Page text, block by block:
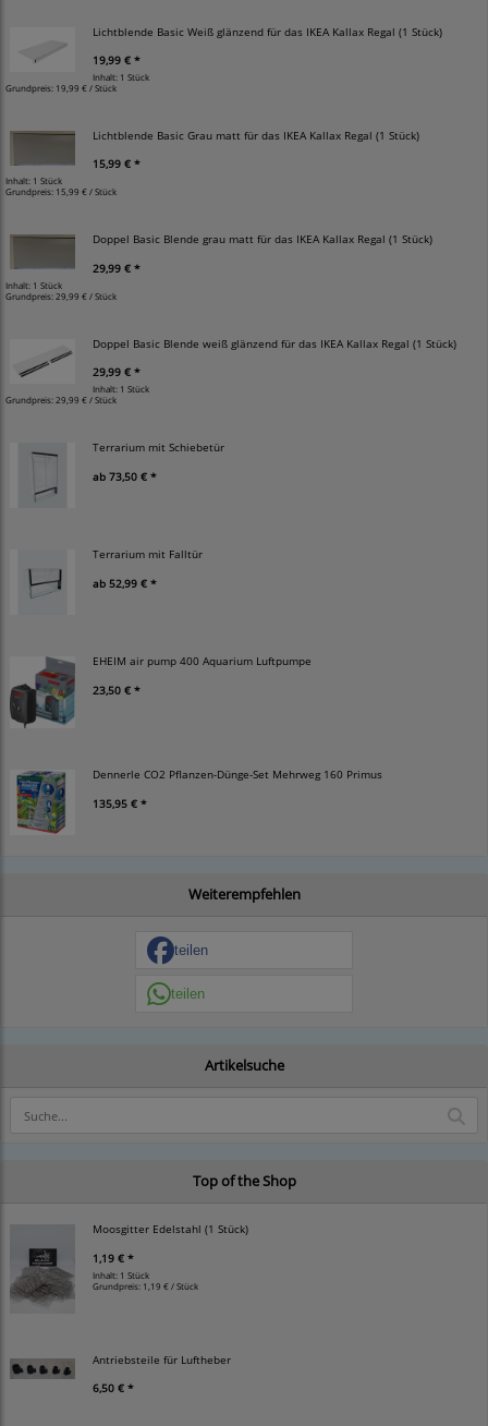
Lichtblende Basic Weiß glänzend für das IKEA Kallax Regal (1 Stück)
19,99 € *
Inhalt: 1 Stück
Grundpreis: 19,99 € / Stück
Lichtblende Basic Grau matt für das IKEA Kallax Regal (1 Stück)
15,99 € *
Inhalt: 1 Stück
Grundpreis: 15,99 € / Stück
Doppel Basic Blende grau matt für das IKEA Kallax Regal (1 Stück)
29,99 € *
Inhalt: 1 Stück
Grundpreis: 29,99 € / Stück
Doppel Basic Blende weiß glänzend für das IKEA Kallax Regal (1 Stück)
29,99 € *
Inhalt: 1 Stück
Grundpreis: 29,99 € / Stück
Terrarium mit Schiebetür
ab 73,50 € *
Terrarium mit Falltür
ab 52,99 € *
EHEIM air pump 400 Aquarium Luftpumpe
23,50 € *
Dennerle CO2 Pflanzen-Dünge-Set Mehrweg 160 Primus
135,95 € *
Weiterempfehlen
teilen
teilen
Artikelsuche
Top of the Shop
Moosgitter Edelstahl (1 Stück)
1,19 € *
Inhalt: 1 Stück
Grundpreis: 1,19 € / Stück
Antriebsteile für Luftheber
6,50 € *